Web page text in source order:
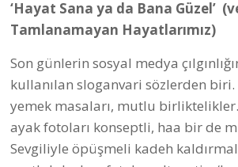
‘Hayat Sana ya da Bana Güzel’
Tamlanamayan Hayatlarımız)
Son günlerin sosyal medya
kullanılan sloganvari sözlerden biri.
yemek masaları, mutlu
ayak fotoları konseptli, haa bir de
Sevgiliyle öpüşmeli kadeh